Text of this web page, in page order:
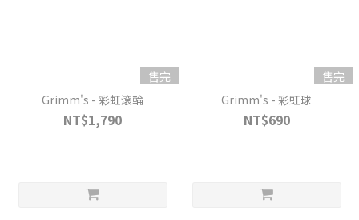
售完
Grimm's - 彩虹滾輪
NT$1,790
售完
Grimm's - 彩虹球
NT$690